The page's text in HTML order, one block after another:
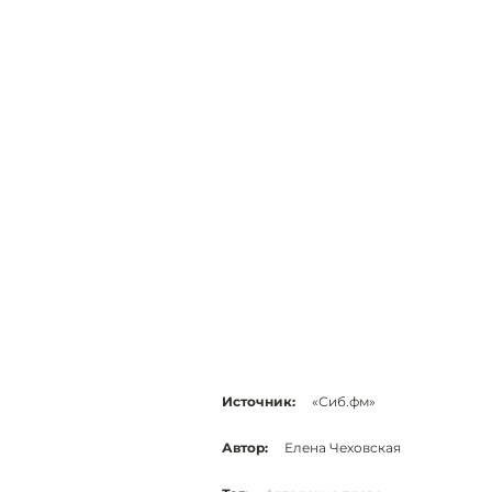
Источник: «Сиб.фм»
Автор: Елена Чеховская